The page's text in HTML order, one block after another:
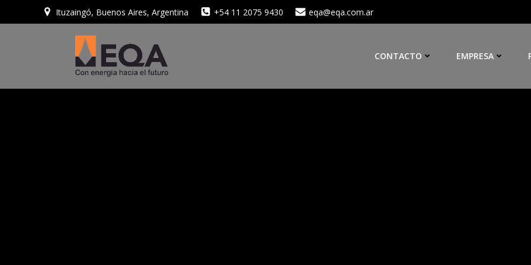
al
Ituzaingó, Buenos Aires, Argentina +54 11 2075 9430 eqa@eqa.com.ar
CONTACTO EMPRESA